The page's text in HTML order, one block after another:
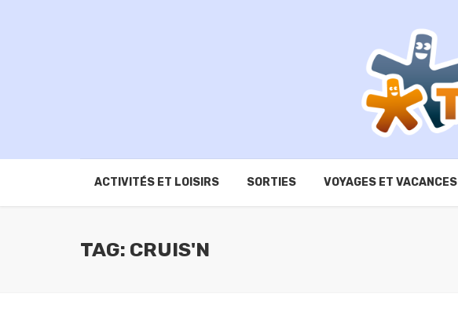
ACTIVITÉS ET LOISIRS SORTIES VOYAGES ET VACANCES
TAG: CRUIS'N